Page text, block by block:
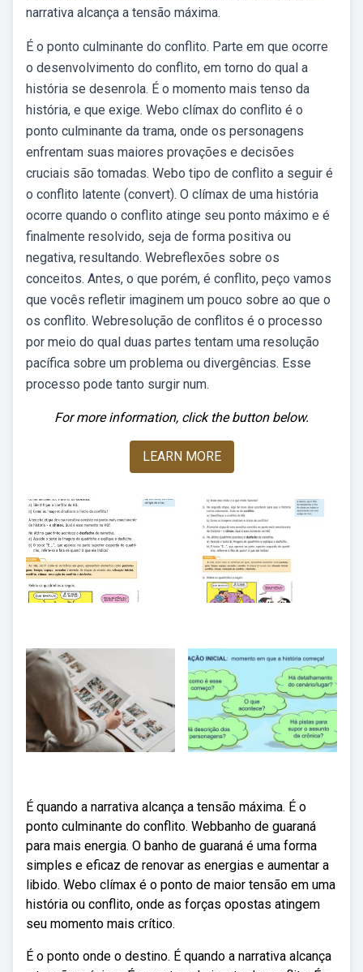
narrativa alcança a tensão máxima.
É o ponto culminante do conflito. Parte em que ocorre
o desenvolvimento do conflito, em torno do qual a
história se desenrola. É o momento mais tenso da
história, e que exige. Webo clímax do conflito é o
ponto culminante da trama, onde os personagens
enfrentam suas maiores provações e decisões
cruciais são tomadas. Webo tipo de conflito a seguir é
o conflito latente (convert). O clímax de uma história
ocorre quando o conflito atinge seu ponto máximo e é
finalmente resolvido, seja de forma positiva ou
negativa, resultando. Webreflexões sobre os
conceitos. Antes, o que porém, é conflito, peço vamos
que vocês refletir imaginem um pouco sobre ao que o
os conflito. Webresolução de conflitos é o processo
por meio do qual duas partes tentam uma resolução
pacífica sobre um problema ou divergências. Esse
processo pode tanto surgir num.
For more information, click the button below.
LEARN MORE
É quando a narrativa alcança a tensão máxima. É o
ponto culminante do conflito. Webbanho de guaraná
para mais energia. O banho de guaraná é uma forma
simples e eficaz de renovar as energias e aumentar a
libido. Webo clímax é o ponto de maior tensão em uma
história ou conflito, onde as forças opostas atingem
seu momento mais crítico.
É o ponto onde o destino. É quando a narrativa alcança